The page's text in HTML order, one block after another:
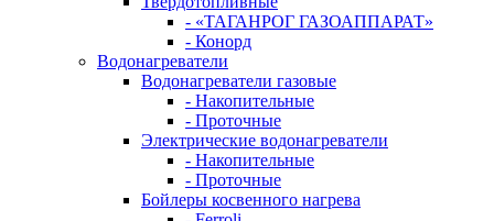
- «ТАГАНРОГ ГАЗОАППАРАТ»
- Конорд
Водонагреватели
Водонагреватели газовые
- Накопительные
- Проточные
Электрические водонагреватели
- Накопительные
- Проточные
Бойлеры косвенного нагрева